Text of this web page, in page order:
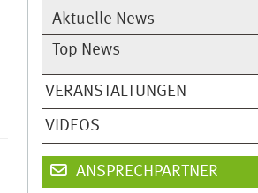
Aktuelle News
Top News
VERANSTALTUNGEN
VIDEOS
ANSPRECHPARTNER